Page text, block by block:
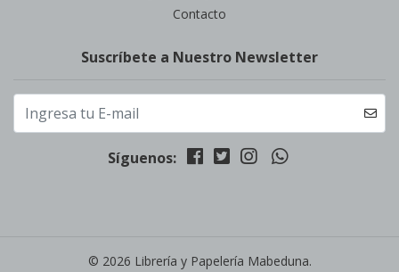
Contacto
Suscríbete a Nuestro Newsletter
Síguenos:
© 2026 Librería y Papelería Mabeduna.